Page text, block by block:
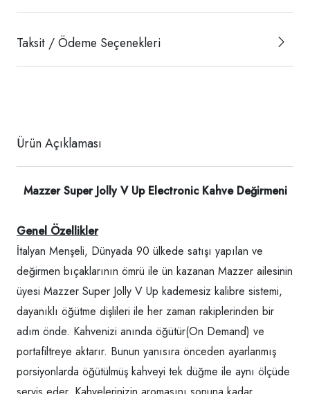
Taksit / Ödeme Seçenekleri
Ürün Açıklaması
Mazzer Super Jolly V Up Electronic Kahve Değirmeni
Genel Özellikler
İtalyan Menşeli, Dünyada 90 ülkede satışı yapılan ve
değirmen bıçaklarının ömrü ile ün kazanan Mazzer ailesinin
üyesi Mazzer Super Jolly V Up kademesiz kalibre sistemi,
dayanıklı öğütme dişlileri ile her zaman rakiplerinden bir
adım önde. Kahvenizi anında öğütür(On Demand) ve
portafiltreye aktarır. Bunun yanısıra önceden ayarlanmış
porsiyonlarda öğütülmüş kahveyi tek düğme ile aynı ölçüde